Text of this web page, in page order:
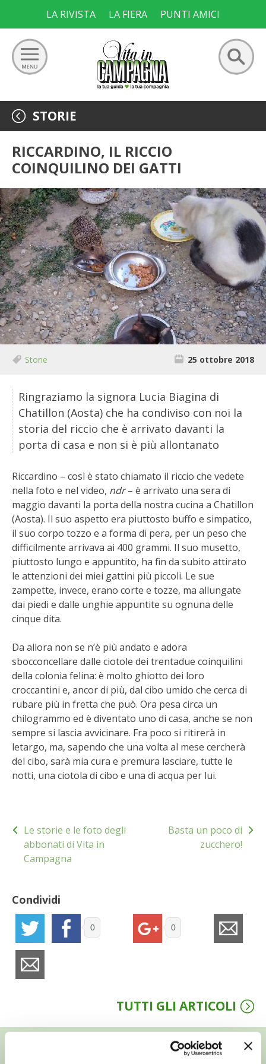
content
LA RIVISTA LA FIERA PUNTI AMICI
Ricerca
per:
GIARDINO
ORTO
FRUTTETO
VIGNETO
ALLEVAMENTI
BIODIVERSITÀ
CUCINA
PRODOTTI
FARFALLE DELLA CAMPAGNA
PICCOLO POLLAIO
STORIE DEI LETTORI
CONSERVARE LA FRUTTA
CONSERVE DELL’ORTO
FACEM
STIHL
BLUMEN
NOCCIOLA DI CALABRIA
MEDICINA DEI SEMPLICI
SCONTI NOVEMBRE
COMPO
HUSQVARNA
ZAPI GARDEN
ORTO BIO – TECNICHE DI COLTIVAZIONE
TAP TRAP
IL MIO ORTO
ANIMALI UMANI E NON UMANI
COLTIVARE L’OLIVO
STORIE
RICCARDINO, IL RICCIO
COINQUILINO DEI GATTI
Storie 25 ottobre 2018
Ringraziamo la signora Lucia Biagina di
Chatillon (Aosta) che ha condiviso con noi la
storia del riccio che è arrivato davanti la
porta di casa e non si è più allontanato
Riccardino – così è stato chiamato il riccio che vedete
nella foto e nel video, ndr– è arrivato una sera di
maggio davanti la porta della nostra cucina a Chatillon
(Aosta). Il suo aspetto era piuttosto buffo e simpatico,
il suo corpo tozzo e a forma di pera, per un peso che
difficilmente arrivava ai 400 grammi. Il suo musetto,
piuttosto lungo e appuntito, ha fin da subito attirato
le attenzioni dei miei gattini più piccoli. Le sue
zampette, invece, erano corte e tozze, ma allungate
dai piedi e dalle unghie appuntite su ognuna delle
cinque dita.
Da allora non se n’è più andato e adora
sbocconcellare dalle ciotole dei trentadue coinquilini
della colonia felina: è molto ghiotto dei loro
croccantini e, ancor di più, dal cibo umido che cerca di
rubare più in fretta che può. Ora pesa circa un
chilogrammo ed è diventato uno di casa, anche se non
sempre si lascia avvicinare. Fra poco si ritirerà in
letargo, ma, sapendo che una volta al mese cercherà
del cibo, sarà mia cura e premura lasciare, tutte le
notti, una ciotola di cibo e una di acqua per lui.
articoli
Le storie e le foto degli
abbonati di Vita in
Campagna
Basta un poco di
zucchero!
Condividi
0 0
TUTTI GLI ARTICOLI